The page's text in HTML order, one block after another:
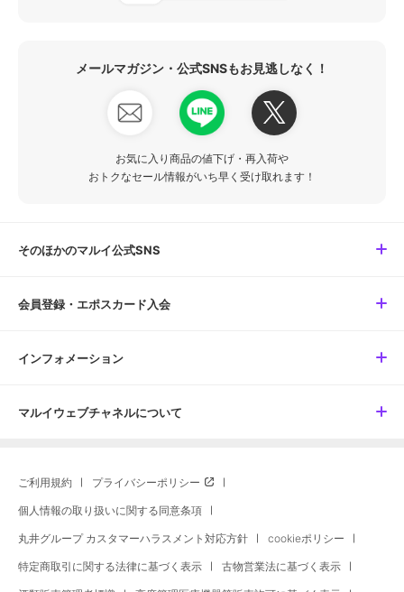
メールマガジン・公式SNSもお見逃しなく！
お気に入り商品の値下げ・再入荷や
おトクなセール情報がいち早く受け取れます！
そのほかのマルイ公式SNS
会員登録・エポスカード入会
インフォメーション
マルイウェブチャネルについて
ご利用規約 プライバシーポリシー
個人情報の取り扱いに関する同意条項
丸井グループ カスタマーハラスメント対応方針 cookieポリシー
特定商取引に関する法律に基づく表示 古物営業法に基づく表示